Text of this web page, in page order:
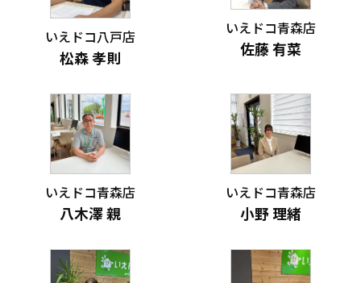
いえドコ八戸店
松森 孝則
いえドコ青森店
佐藤 有菜
いえドコ青森店
八木澤 親
いえドコ青森店
小野 理緒